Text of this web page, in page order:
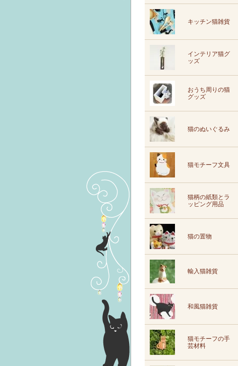
キッチン猫雑貨
インテリア猫グ
ッズ
おうち周りの猫
グッズ
猫のぬいぐるみ
猫モチーフ文具
猫柄の紙類とラ
ッピング用品
猫の置物
輸入猫雑貨
和風猫雑貨
猫モチーフの手
芸材料